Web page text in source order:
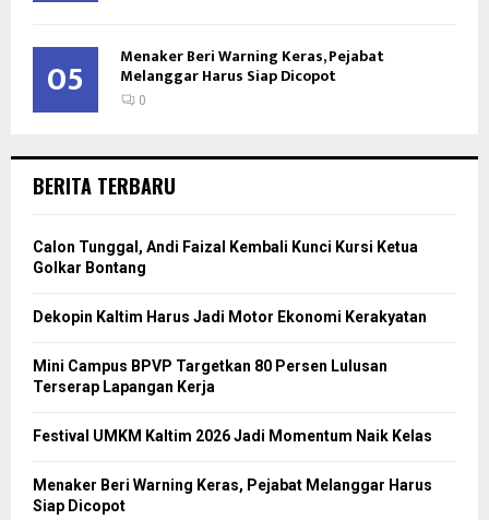
05 Menaker Beri Warning Keras, Pejabat
Melanggar Harus Siap Dicopot
0
BERITA TERBARU
Calon Tunggal, Andi Faizal Kembali Kunci Kursi Ketua
Golkar Bontang
Dekopin Kaltim Harus Jadi Motor Ekonomi Kerakyatan
Mini Campus BPVP Targetkan 80 Persen Lulusan
Terserap Lapangan Kerja
Festival UMKM Kaltim 2026 Jadi Momentum Naik Kelas
Menaker Beri Warning Keras, Pejabat Melanggar Harus
Siap Dicopot